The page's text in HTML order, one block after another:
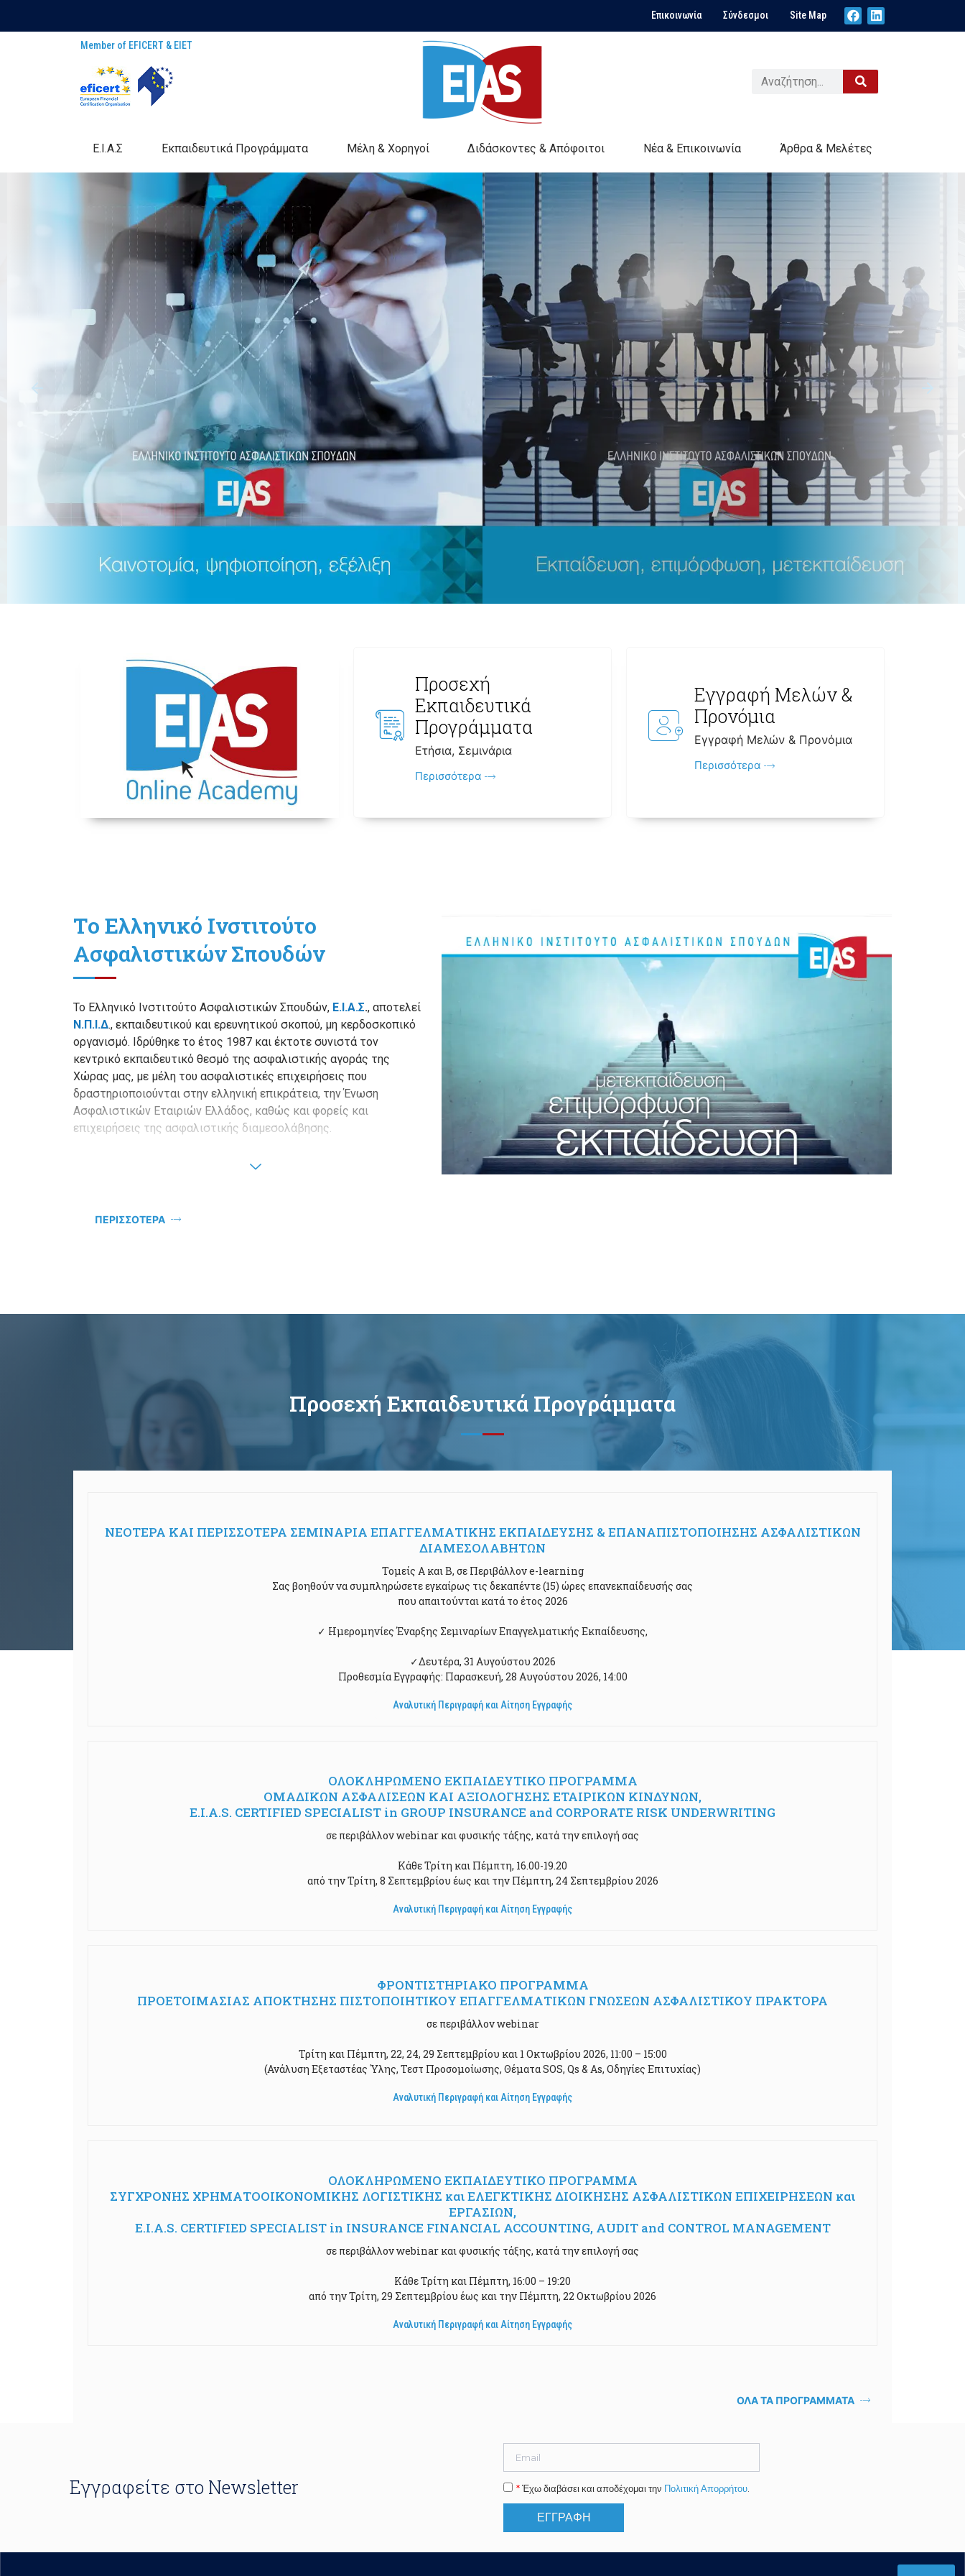
Επικοινωνία Σύνδεσμοι Site Map
Member of EFICERT & EIET
E.I.A.Σ Eκπαιδευτικά Προγράμματα Μέλη & Χορηγοί Διδάσκοντες & Απόφοιτοι Νέα & Επικοινωνία Άρθρα & Μελέτες
Προσεχή
Εκπαιδευτικά
Προγράμματα
Ετήσια, Σεμινάρια
Περισσότερα
Εγγραφή Μελών &
Προνόμια
Εγγραφή Μελών & Προνόμια
Περισσότερα
Τo Ελληνικό Ινστιτούτο
Ασφαλιστικών Σπουδών
Το Ελληνικό Ινστιτούτο Ασφαλιστικών Σπουδών, Ε.Ι.Α.Σ., αποτελεί
Ν.Π.Ι.Δ., εκπαιδευτικού και ερευνητικού σκοπού, μη κερδοσκοπικό
οργανισμό. Ιδρύθηκε το έτος 1987 και έκτοτε συνιστά τον
κεντρικό εκπαιδευτικό θεσμό της ασφαλιστικής αγοράς της
Χώρας μας, με μέλη του ασφαλιστικές επιχειρήσεις που
δραστηριοποιούνται στην ελληνική επικράτεια, την Ένωση
Ασφαλιστικών Εταιριών Ελλάδος, καθώς και φορείς και
επιχειρήσεις της ασφαλιστικής διαμεσολάβησης.
ΠΕΡΙΣΣΟΤΕΡΑ
Προσεχή Εκπαιδευτικά Προγράμματα
ΝΕΟΤΕΡΑ ΚΑΙ ΠΕΡΙΣΣΟΤΕΡΑ ΣΕΜΙΝΑΡΙΑ ΕΠΑΓΓΕΛΜΑΤΙΚΗΣ ΕΚΠΑΙΔΕΥΣΗΣ & ΕΠΑΝΑΠΙΣΤΟΠΟΙΗΣΗΣ ΑΣΦΑΛΙΣΤΙΚΩΝ
ΔΙΑΜΕΣΟΛΑΒΗΤΩΝ
Τομείς Α και Β, σε Περιβάλλον e-learning
Σας βοηθούν να συμπληρώσετε εγκαίρως τις δεκαπέντε (15) ώρες επανεκπαίδευσής σας
που απαιτούνται κατά το έτος 2026
✓ Ημερομηνίες Έναρξης Σεμιναρίων Επαγγελματικής Εκπαίδευσης,
✓Δευτέρα, 31 Αυγούστου 2026
Προθεσμία Εγγραφής: Παρασκευή, 28 Αυγούστου 2026, 14:00
Αναλυτική Περιγραφή και Αίτηση Εγγραφής
ΟΛΟΚΛΗΡΩΜΕΝΟ ΕΚΠΑΙΔΕΥΤΙΚΟ ΠΡΟΓΡΑΜΜΑ
ΟΜΑΔΙΚΩΝ ΑΣΦΑΛΙΣΕΩΝ ΚΑΙ ΑΞΙΟΛΟΓΗΣΗΣ ΕΤΑΙΡΙΚΩΝ ΚΙΝΔΥΝΩΝ,
E.I.A.S. CERTIFIED SPECIALIST in GROUP INSURANCE and CORPORATE RISK UNDERWRITING
σε περιβάλλον webinar και φυσικής τάξης, κατά την επιλογή σας
Κάθε Τρίτη και Πέμπτη, 16.00-19.20
από την Τρίτη, 8 Σεπτεμβρίου έως και την Πέμπτη, 24 Σεπτεμβρίου 2026
Αναλυτική Περιγραφή και Αίτηση Εγγραφής
ΦΡΟΝΤΙΣΤΗΡΙΑΚΟ ΠΡΟΓΡΑΜΜΑ
ΠΡΟΕΤΟΙΜΑΣΙΑΣ ΑΠΟΚΤΗΣΗΣ ΠΙΣΤΟΠΟΙΗΤΙΚΟΥ ΕΠΑΓΓΕΛΜΑΤΙΚΩΝ ΓΝΩΣΕΩΝ ΑΣΦΑΛΙΣΤΙΚΟΥ ΠΡΑΚΤΟΡΑ
σε περιβάλλον webinar
Τρίτη και Πέμπτη, 22, 24, 29 Σεπτεμβρίου και 1 Οκτωβρίου 2026, 11:00 – 15:00
(Ανάλυση Εξεταστέας Ύλης, Τεστ Προσομοίωσης, Θέματα SOS, Qs & As, Οδηγίες Επιτυχίας)
Αναλυτική Περιγραφή και Αίτηση Εγγραφής
ΟΛΟΚΛΗΡΩΜΕΝΟ ΕΚΠΑΙΔΕΥΤΙΚΟ ΠΡΟΓΡΑΜΜΑ
ΣΥΓΧΡΟΝΗΣ ΧΡΗΜΑΤΟΟΙΚΟΝΟΜΙΚΗΣ ΛΟΓΙΣΤΙΚΗΣ και ΕΛΕΓΚΤΙΚΗΣ ΔΙΟΙΚΗΣΗΣ ΑΣΦΑΛΙΣΤΙΚΩΝ ΕΠΙΧΕΙΡΗΣΕΩΝ και
ΕΡΓΑΣΙΩΝ,
E.I.A.S. CERTIFIED SPECIALIST in INSURANCE FINANCIAL ACCOUNTING, AUDIT and CONTROL MANAGEMENT
σε περιβάλλον webinar και φυσικής τάξης, κατά την επιλογή σας
Κάθε Τρίτη και Πέμπτη, 16:00 – 19:20
από την Τρίτη, 29 Σεπτεμβρίου έως και την Πέμπτη, 22 Οκτωβρίου 2026
Αναλυτική Περιγραφή και Αίτηση Εγγραφής
ΟΛΑ ΤΑ ΠΡΟΓΡΑΜΜΑΤΑ
Εγγραφείτε στο Newsletter *Έχω διαβάσει και αποδέχομαι την Πολιτική Απορρήτου.
ΕΓΓΡΑΦΗ